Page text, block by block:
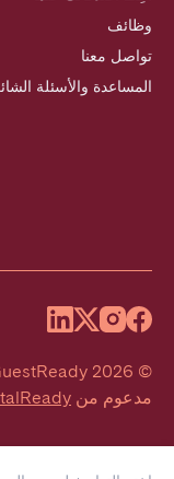
وظائف
تواصل معنا
المساعدة والأسئلة
©
2026
مدعوم من